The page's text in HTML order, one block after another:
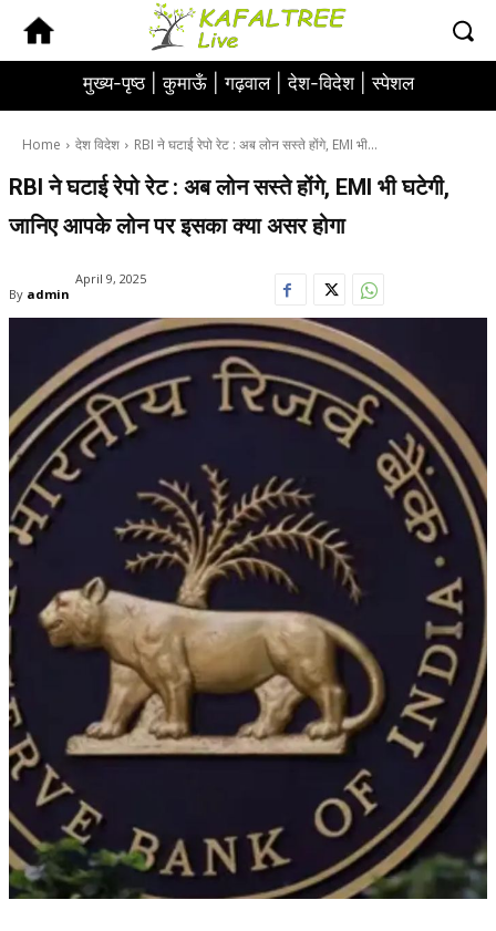
मुख्य-पृष्ठ |कुमाऊँ |गढ़वाल |देश-विदेश |स्पेशल
Home देश विदेश RBI ने घटाई रेपो रेट : अब लोन सस्ते होंगे, EMI भी...
RBI ने घटाई रेपो रेट : अब लोन सस्ते होंगे, EMI भी घटेगी,
जानिए आपके लोन पर इसका क्या असर होगा
By admin
April 9, 2025